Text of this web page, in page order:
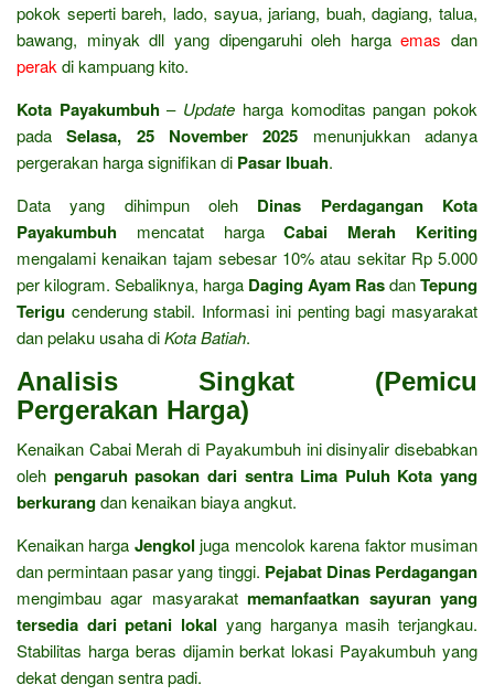
pokok seperti bareh, lado, sayua, jariang, buah, dagiang, talua,
bawang, minyak dll yang dipengaruhi oleh hargaemas dan
perak di kampuang kito.
Kota Payakumbuh– Update harga komoditas pangan pokok
padaSelasa, 25 November 2025 menunjukkan adanya
pergerakan harga signifikan di Pasar Ibuah.
Data yang dihimpun oleh Dinas Perdagangan Kota
Payakumbuh mencatat hargaCabai Merah Keriting
mengalami kenaikan tajam sebesar 10% atau sekitar Rp 5.000
per kilogram. Sebaliknya, harga Daging Ayam RasdanTepung
Terigu cenderung stabil. Informasi ini penting bagi masyarakat
dan pelaku usaha diKota Batiah.
Analisis Singkat (Pemicu
Pergerakan Harga)
Kenaikan Cabai Merah di Payakumbuh ini disinyalir disebabkan
oleh pengaruh pasokan dari sentra Lima Puluh Kota yang
berkurangdan kenaikan biaya angkut.
Kenaikan harga Jengkol juga mencolok karena faktor musiman
dan permintaan pasar yang tinggi. Pejabat Dinas Perdagangan
mengimbau agar masyarakatmemanfaatkan sayuran yang
tersedia dari petani lokal yang harganya masih terjangkau.
Stabilitas harga beras dijamin berkat lokasi Payakumbuh yang
dekat dengan sentra padi.